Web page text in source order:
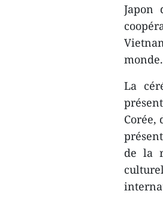
Japon
monde.
La
Corée,
de la